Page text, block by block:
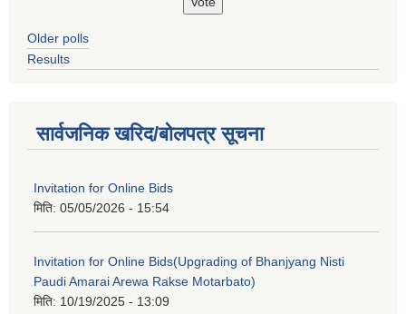
Older polls
Results
सार्वजनिक खरिद/बोलपत्र सूचना
Invitation for Online Bids
मिति: 05/05/2026 - 15:54
Invitation for Online Bids(Upgrading of Bhanjyang Nisti
Paudi Amarai Arewa Rakse Motarbato)
मिति: 10/19/2025 - 13:09